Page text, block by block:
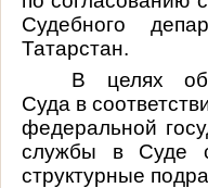
Судебного
Татарстан.
В целях
Суда в
федеральной
службы в Суде
структурные